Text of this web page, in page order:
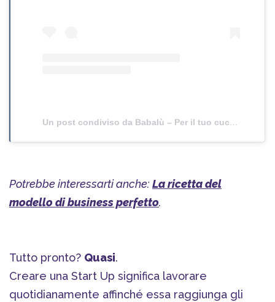
Un post condiviso da Babalù – Per il tuo cucciolo tutto e di più! (@babalu.app)
Potrebbe interessarti anche:La ricetta del
modello di business perfetto.
Tutto pronto? Quasi.
Creare una Start Up significa lavorare
quotidianamente affinché essa raggiunga gli